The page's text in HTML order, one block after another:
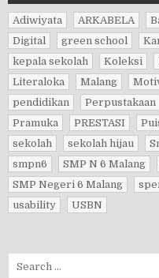
Adiwiyata ARKABELA
Digital
green school
kepala sekolah
Koleksi
Literaloka
Malang
pendidikan
Perpustakaan
Pramuka
PRESTASI
sekolah
sekolah hijau
smpn6
SMP N 6 Malang
SMP Negeri 6 Malang
usability
USBN
Search for: